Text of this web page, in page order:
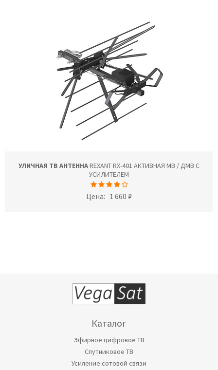
УЛИЧНАЯ ТВ АНТЕННАREXANT RX-401 АКТИВНАЯ МВ / ДМВ С
УСИЛИТЕЛЕМ
Цена: 1 660 ₽
Каталог
Эфирное цифровое ТВ
Спутниковое ТВ
Усиление сотовой связи